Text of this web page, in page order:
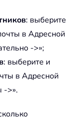
: выберите
в Адресной
->»;
: выберите и
в Адресной
->».